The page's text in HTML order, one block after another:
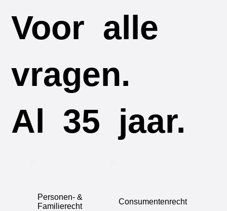
alle
Voor alle
vragen.
35 jaar.
Al 35 jaar.
Personen- &
Familierecht
Consumentenrecht